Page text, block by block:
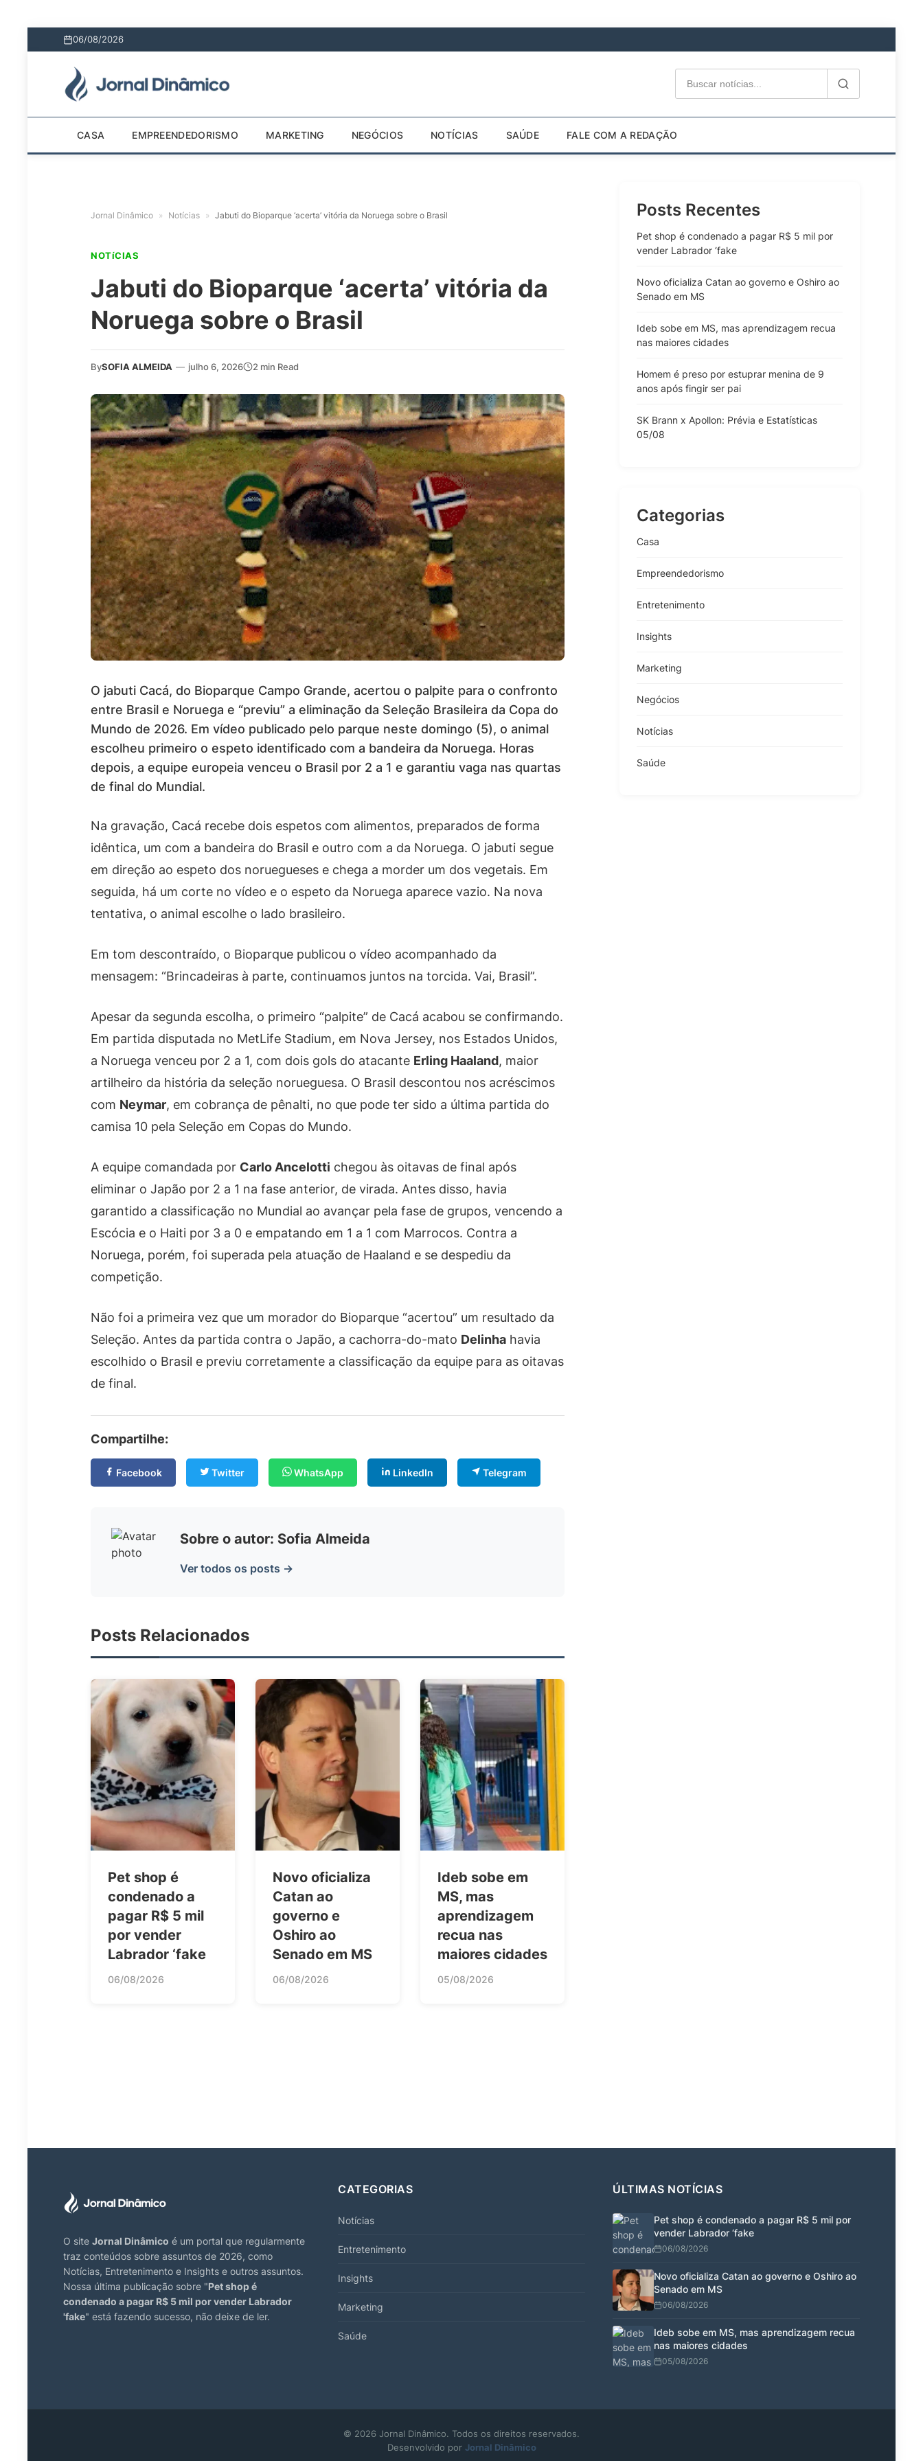
06/08/2026
CASA EMPREENDEDORISMO MARKETING NEGÓCIOS NOTÍCIAS SAÚDE FALE COM A REDAÇÃO
Jornal Dinâmico » Notícias » Jabuti do Bioparque ‘acerta’ vitória da Noruega sobre o Brasil
NOTíCIAS
Jabuti do Bioparque ‘acerta’ vitória da
Noruega sobre o Brasil
BySOFIA ALMEIDA — julho 6, 2026 2 min Read
O jabuti Cacá, do Bioparque Campo Grande, acertou o palpite para o confronto
entre Brasil e Noruega e “previu” a eliminação da Seleção Brasileira da Copa do
Mundo de 2026. Em vídeo publicado pelo parque neste domingo (5), o animal
escolheu primeiro o espeto identificado com a bandeira da Noruega. Horas
depois, a equipe europeia venceu o Brasil por 2 a 1 e garantiu vaga nas quartas
de final do Mundial.
Na gravação, Cacá recebe dois espetos com alimentos, preparados de forma
idêntica, um com a bandeira do Brasil e outro com a da Noruega. O jabuti segue
em direção ao espeto dos noruegueses e chega a morder um dos vegetais. Em
seguida, há um corte no vídeo e o espeto da Noruega aparece vazio. Na nova
tentativa, o animal escolhe o lado brasileiro.
Em tom descontraído, o Bioparque publicou o vídeo acompanhado da
mensagem: “Brincadeiras à parte, continuamos juntos na torcida. Vai, Brasil”.
Apesar da segunda escolha, o primeiro “palpite” de Cacá acabou se confirmando.
Em partida disputada no MetLife Stadium, em Nova Jersey, nos Estados Unidos,
a Noruega venceu por 2 a 1, com dois gols do atacante Erling Haaland, maior
artilheiro da história da seleção norueguesa. O Brasil descontou nos acréscimos
com Neymar, em cobrança de pênalti, no que pode ter sido a última partida do
camisa 10 pela Seleção em Copas do Mundo.
A equipe comandada por Carlo Ancelotti chegou às oitavas de final após
eliminar o Japão por 2 a 1 na fase anterior, de virada. Antes disso, havia
garantido a classificação no Mundial ao avançar pela fase de grupos, vencendo a
Escócia e o Haiti por 3 a 0 e empatando em 1 a 1 com Marrocos. Contra a
Noruega, porém, foi superada pela atuação de Haaland e se despediu da
competição.
Não foi a primeira vez que um morador do Bioparque “acertou” um resultado da
Seleção. Antes da partida contra o Japão, a cachorra-do-mato Delinha havia
escolhido o Brasil e previu corretamente a classificação da equipe para as oitavas
de final.
Compartilhe:
Facebook Twitter WhatsApp LinkedIn Telegram
Sobre o autor: Sofia Almeida
Ver todos os posts →
Posts Relacionados
Pet shop é
condenado a
pagar R$ 5 mil
por vender
Labrador ‘fake
06/08/2026
Novo oficializa
Catan ao
governo e
Oshiro ao
Senado em MS
06/08/2026
Ideb sobe em
MS, mas
aprendizagem
recua nas
maiores cidades
05/08/2026
Posts Recentes
Pet shop é condenado a pagar R$ 5 mil por
vender Labrador ‘fake
Novo oficializa Catan ao governo e Oshiro ao
Senado em MS
Ideb sobe em MS, mas aprendizagem recua
nas maiores cidades
Homem é preso por estuprar menina de 9
anos após fingir ser pai
SK Brann x Apollon: Prévia e Estatísticas
05/08
Categorias
Casa
Empreendedorismo
Entretenimento
Insights
Marketing
Negócios
Notícias
Saúde
O site Jornal Dinâmico é um portal que regularmente
traz conteúdos sobre assuntos de 2026, como
Notícias, Entretenimento e Insights e outros assuntos.
Nossa última publicação sobre "Pet shop é
condenado a pagar R$ 5 mil por vender Labrador
'fake" está fazendo sucesso, não deixe de ler.
CATEGORIAS
Notícias
Entretenimento
Insights
Marketing
Saúde
ÚLTIMAS NOTÍCIAS
Pet shop é condenado a pagar R$ 5 mil por
vender Labrador ‘fake
06/08/2026
Novo oficializa Catan ao governo e Oshiro ao
Senado em MS
06/08/2026
Ideb sobe em MS, mas aprendizagem recua
nas maiores cidades
05/08/2026
© 2026 Jornal Dinâmico. Todos os direitos reservados.
Desenvolvido por Jornal Dinâmico